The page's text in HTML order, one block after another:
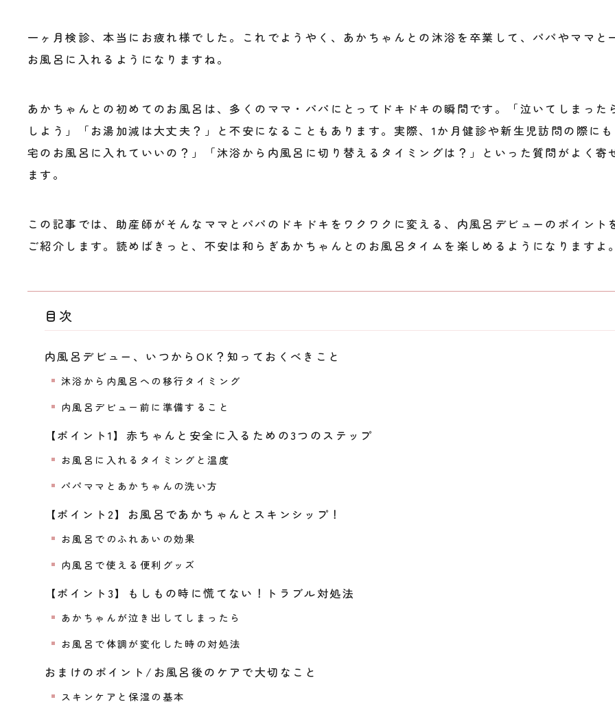
一ヶ月検診、本当にお疲れ様でした。これでようやく、あかちゃんとの沐浴を卒業して、パパやママと
お風呂に入れるようになりますね。
あかちゃんとの初めてのお風呂は、多くのママ・パパにとってドキドキの瞬間です。「泣いてしまった
しよう」「お湯加減は大丈夫？」と不安になることもあります。実際、1か月健診や新生児訪問の際にも
宅のお風呂に入れていいの？」「沐浴から内風呂に切り替えるタイミングは？」といった質問がよく寄
ます。
この記事では、助産師がそんなママとパパのドキドキをワクワクに変える、内風呂デビューのポイント
ご紹介します。読めばきっと、不安は和らぎあかちゃんとのお風呂タイムを楽しめるようになりますよ。
目次
内風呂デビュー、いつからOK？知っておくべきこと
沐浴から内風呂への移行タイミング
内風呂デビュー前に準備すること
【ポイント1】赤ちゃんと安全に入るための3つのステップ
お風呂に入れるタイミングと温度
パパママとあかちゃんの洗い方
【ポイント2】お風呂であかちゃんとスキンシップ！
お風呂でのふれあいの効果
内風呂で使える便利グッズ
【ポイント3】もしもの時に慌てない！トラブル対処法
あかちゃんが泣き出してしまったら
お風呂で体調が変化した時の対処法
おまけのポイント/お風呂後のケアで大切なこと
スキンケアと保湿の基本